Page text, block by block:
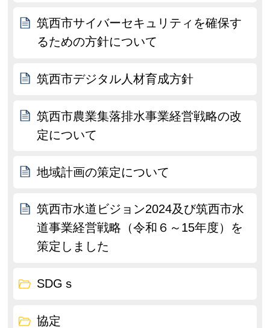
筑西市サイバーセキュリティを確保す
るための方針について
筑西市デジタル人材育成方針
筑西市農業集落排水事業経営戦略の改
定について
地域計画の策定について
筑西市水道ビジョン2024及び筑西市水
道事業経営戦略（令和６～15年度）を
策定しました
SDGｓ
協定